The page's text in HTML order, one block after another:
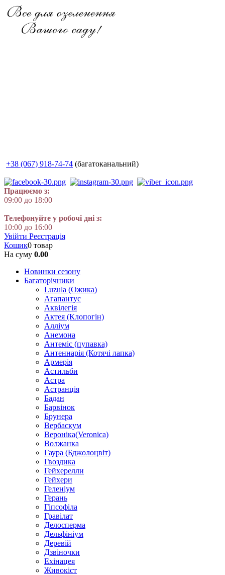
+38 (067) 918-74-74 (багатоканальний)
Працюємо з:
09:00 до 18:00
Телефонуйте у робочі дні з:
10:00 до 16:00
Увійти Реєстрація
Кошик0 товар
На суму 0.00
Новинки сезону
Багаторічники
Luzula (Ожика)
Агапантус
Аквілегія
Актея (Клопогін)
Алліум
Анемона
Антеміс (пупавка)
Антеннарія (Котячі лапка)
Армерія
Астильби
Астра
Астранція
Бадан
Барвінок
Брунера
Вербаскум
Вероніка(Veronica)
Волжанка
Гаура (Бджолоцвіт)
Гвоздика
Гейхерелли
Гейхери
Геленіум
Герань
Гіпсофіла
Гравілат
Делосперма
Дельфініум
Деревій
Дзвіночки
Ехінацея
Живокіст